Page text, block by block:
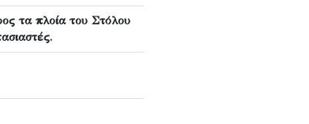
τα πλοία του Στόλου